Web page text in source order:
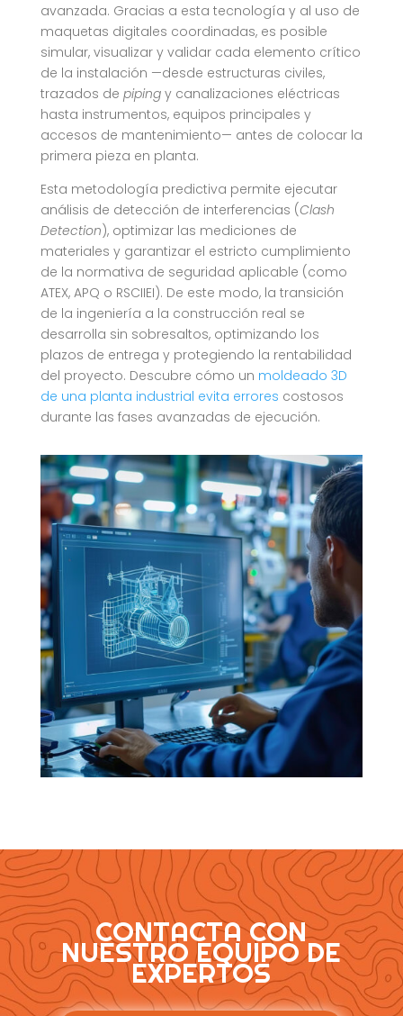
avanzada. Gracias a esta tecnología y al uso de
maquetas digitales coordinadas, es posible
simular, visualizar y validar cada elemento crítico
de la instalación —desde estructuras civiles,
trazados de pipingy canalizaciones eléctricas
hasta instrumentos, equipos principales y
accesos de mantenimiento— antes de colocar la
primera pieza en planta.
Esta metodología predictiva permite ejecutar
análisis de detección de interferencias (Clash
Detection), optimizar las mediciones de
materiales y garantizar el estricto cumplimiento
de la normativa de seguridad aplicable (como
ATEX, APQ o RSCIIEI). De este modo, la transición
de la ingeniería a la construcción real se
desarrolla sin sobresaltos, optimizando los
plazos de entrega y protegiendo la rentabilidad
del proyecto. Descubre cómo un moldeado 3D
de una planta industrial evita errores costosos
durante las fases avanzadas de ejecución.
CONTACTA CON
NUESTRO EQUIPO DE
EXPERTOS